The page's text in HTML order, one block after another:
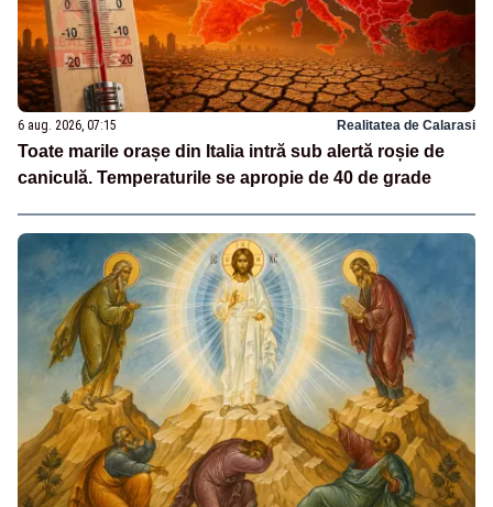
6 aug. 2026, 07:15 Realitatea de Calarasi
Toate marile orașe din Italia intră sub alertă roșie de
caniculă. Temperaturile se apropie de 40 de grade